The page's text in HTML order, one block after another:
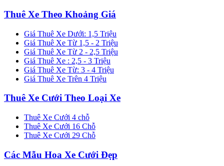
Thuê Xe Theo Khoảng Giá
Giá Thuê Xe Dưới: 1,5 Triệu
Giá Thuê Xe Từ 1,5 - 2 Triệu
Giá Thuê Xe Từ 2 - 2,5 Triệu
Giá Thuê Xe : 2,5 - 3 Triệu
Giá Thuê Xe Từ: 3 - 4 Triệu
Giá Thuê Xe Trên 4 Triệu
Thuê Xe Cưới Theo Loại Xe
Thuê Xe Cưới 4 chỗ
Thuê Xe Cưới 16 Chỗ
Thuê Xe Cưới 29 Chỗ
Các Mẫu Hoa Xe Cưới Đẹp